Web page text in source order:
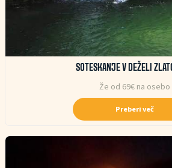
SOTESKANJE V DEŽELI
Že od 69€ na osebo
Preberi več